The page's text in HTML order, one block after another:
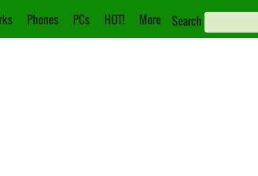
Phones PCs HOT! More Search